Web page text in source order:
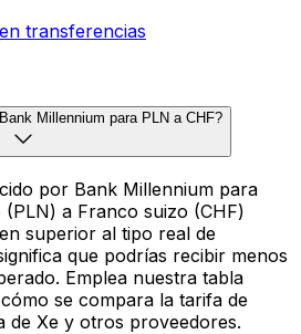
transferencias
Millennium para PLN a CHF?
por Bank Millennium para
a Franco suizo (CHF)
superior al tipo real de
que podrías recibir menos
Emplea nuestra tabla
se compara la tarifa de
de Xe y otros proveedores.